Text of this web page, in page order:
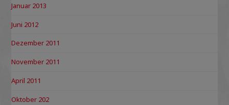
Januar 2013
Juni 2012
Dezember 2011
November 2011
April 2011
Oktober 202